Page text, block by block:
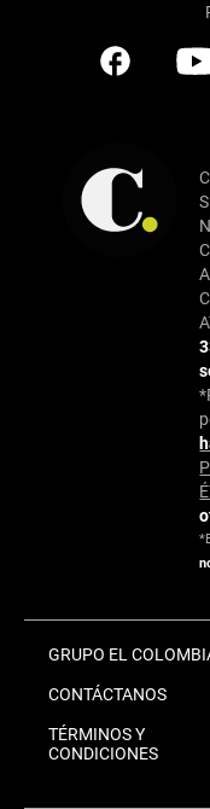
GRUPO EL
CONTÁCTANOS
TÉRMINOS Y
CONDICIONES